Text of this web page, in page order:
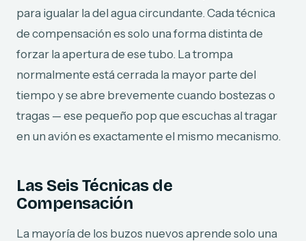
para igualar la del agua circundante. Cada técnica
de compensación es solo una forma distinta de
forzar la apertura de ese tubo. La trompa
normalmente está cerrada la mayor parte del
tiempo y se abre brevemente cuando bostezas o
tragas — ese pequeño pop que escuchas al tragar
en un avión es exactamente el mismo mecanismo.
Las Seis Técnicas de
Compensación
La mayoría de los buzos nuevos aprende solo una